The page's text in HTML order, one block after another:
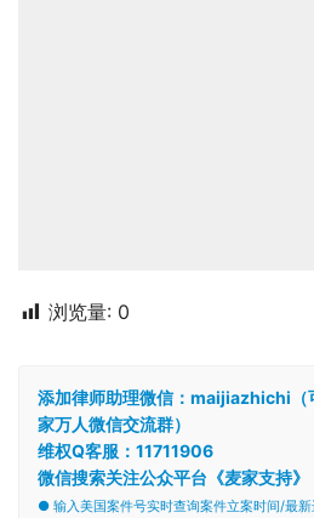
浏览量: 0
添加律师助理微信：maijiazhichi（
家万人微信交流群）
维权Q客服：11711906
微信搜索关注公众平台《麦家支持》
● 输入美国案件号实时查询案件立案时间/最新